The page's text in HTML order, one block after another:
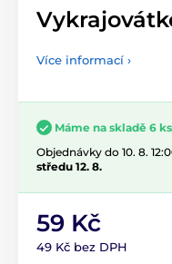
Více informací ›
Máme na skladě 6 ks
Objednávky do 10. 8.
středu 12. 8.
59 Kč
49 Kč bez DPH